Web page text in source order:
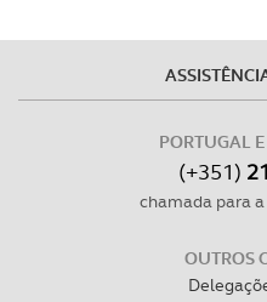
PORTUGAL
(+351)
chamada para
OUTROS